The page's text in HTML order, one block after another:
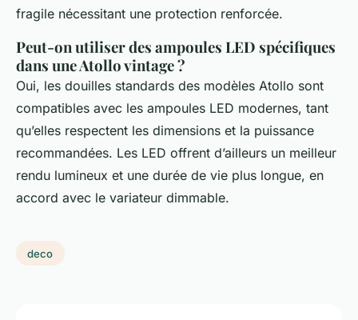
fragile nécessitant une protection renforcée.
Peut-on utiliser des ampoules LED spécifiques
dans une Atollo vintage ?
Oui, les douilles standards des modèles Atollo sont
compatibles avec les ampoules LED modernes, tant
qu’elles respectent les dimensions et la puissance
recommandées. Les LED offrent d’ailleurs un meilleur
rendu lumineux et une durée de vie plus longue, en
accord avec le variateur dimmable.
deco